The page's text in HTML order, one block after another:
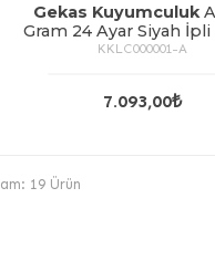
Gekas Kuyumculuk
Gram 24 Ayar Siyah
Altın Kolye
KKLC000001-A
7.093,00₺
19 Ürün